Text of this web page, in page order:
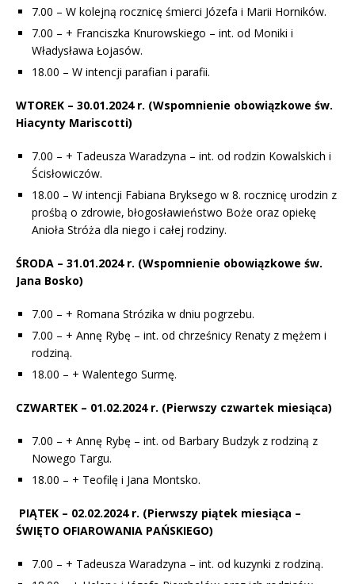
7.00 – W kolejną rocznicę śmierci Józefa i Marii Horników.
7.00 – + Franciszka Knurowskiego – int. od Moniki i
Władysława Łojasów.
18.00 – W intencji parafian i parafii.
WTOREK – 30.01.2024 r. (Wspomnienie obowiązkowe św.
Hiacynty Mariscotti)
7.00 – + Tadeusza Waradzyna – int. od rodzin Kowalskich i
Ścisłowiczów.
18.00 – W intencji Fabiana Bryksego w 8. rocznicę urodzin z
prośbą o zdrowie, błogosławieństwo Boże oraz opiekę
Anioła Stróża dla niego i całej rodziny.
ŚRODA – 31.01.2024 r. (Wspomnienie obowiązkowe św.
Jana Bosko)
7.00 – + Romana Strózika w dniu pogrzebu.
7.00 – + Annę Rybę – int. od chrześnicy Renaty z mężem i
rodziną.
18.00 – + Walentego Surmę.
CZWARTEK – 01.02.2024 r. (Pierwszy czwartek miesiąca)
7.00 – + Annę Rybę – int. od Barbary Budzyk z rodziną z
Nowego Targu.
18.00 – + Teofilę i Jana Montsko.
PIĄTEK – 02.02.2024 r. (Pierwszy piątek miesiąca –
ŚWIĘTO OFIAROWANIA PAŃSKIEGO)
7.00 – + Tadeusza Waradzyna – int. od kuzynki z rodziną.